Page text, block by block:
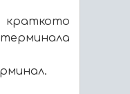
краткото